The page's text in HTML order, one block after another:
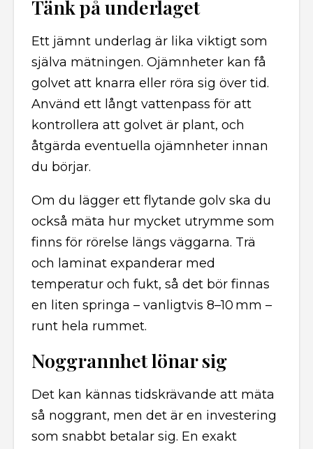
Tänk på underlaget
Ett jämnt underlag är lika viktigt som
själva mätningen. Ojämnheter kan få
golvet att knarra eller röra sig över tid.
Använd ett långt vattenpass för att
kontrollera att golvet är plant, och
åtgärda eventuella ojämnheter innan
du börjar.
Om du lägger ett flytande golv ska du
också mäta hur mycket utrymme som
finns för rörelse längs väggarna. Trä
och laminat expanderar med
temperatur och fukt, så det bör finnas
en liten springa – vanligtvis 8–10 mm –
runt hela rummet.
Noggrannhet lönar sig
Det kan kännas tidskrävande att mäta
så noggrant, men det är en investering
som snabbt betalar sig. En exakt